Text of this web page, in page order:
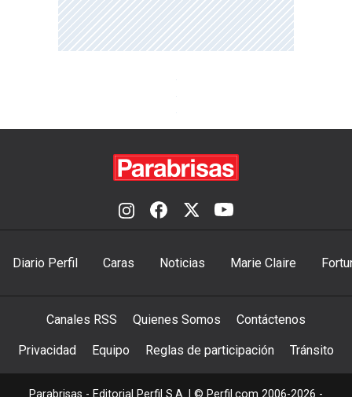
Diario Perfil Caras Noticias Marie Claire
Canales RSS Quienes Somos Contáctenos
Privacidad Equipo Reglas de participación Tránsito